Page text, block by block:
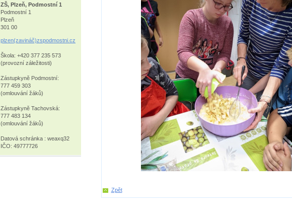
Zpět
ZŠ, Plzeň, Podmostní 1
Podmostní 1
Plzeň
301 00
plzen(zavináč)zspodmostni.cz
Škola: +420 377 235 573
(provozní záležitosti)
Zástupkyně Podmostní:
777 459 303
(omlouvání žáků)
Zástupkyně Tachovská:
777 483 134
(omlouvání žáků)
Datová schránka : weaxq32
IČO: 49777726